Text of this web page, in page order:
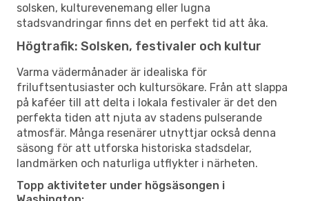
solsken, kulturevenemang eller lugna
stadsvandringar finns det en perfekt tid att åka.
Högtrafik: Solsken, festivaler och kultur
Varma vädermånader är idealiska för
friluftsentusiaster och kultursökare. Från att slappa
på kaféer till att delta i lokala festivaler är det den
perfekta tiden att njuta av stadens pulserande
atmosfär. Många resenärer utnyttjar också denna
säsong för att utforska historiska stadsdelar,
landmärken och naturliga utflykter i närheten.
Topp aktiviteter under högsäsongen i